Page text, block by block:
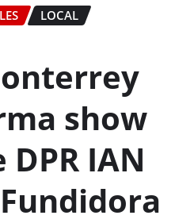
LOCAL
show
IAN